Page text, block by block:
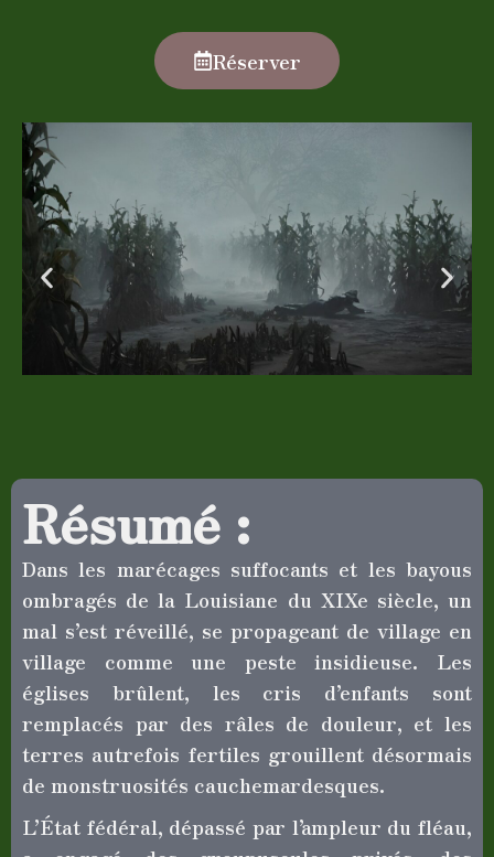
Réserver
Résumé :
Dans les marécages suffocants et les bayous
ombragés de la Louisiane du XIXe siècle, un
mal s’est réveillé, se propageant de village en
village comme une peste insidieuse. Les
églises brûlent, les cris d’enfants sont
remplacés par des râles de douleur, et les
terres autrefois fertiles grouillent désormais
de monstruosités cauchemardesques.
L’État fédéral, dépassé par l’ampleur du fléau,